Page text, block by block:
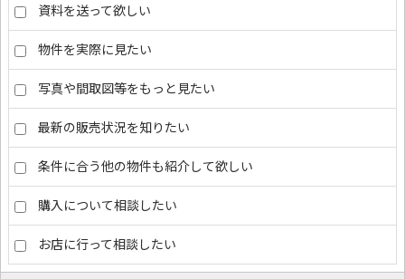
資料を送って欲しい
物件を実際に見たい
写真や間取図等をもっと見たい
最新の販売状況を知りたい
条件に合う他の物件も紹介して欲しい
購入について相談したい
お店に行って相談したい